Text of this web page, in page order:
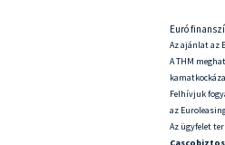
Euró
Az ajánlat az
A THM
Felhívjuk
az
Az ügyfelet